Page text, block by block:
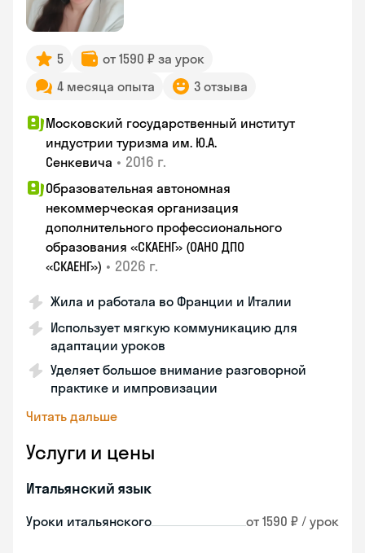
5
от 1590 ₽ за урок
4 месяца опыта
3 отзыва
Московский государственный институт
индустрии туризма им. Ю.А.
Сенкевича • 2016 г.
Образовательная автономная
некоммерческая организация
дополнительного профессионального
образования «СКАЕНГ» (ОАНО ДПО
«СКАЕНГ») • 2026 г.
Жила и работала во Франции и Италии
Использует мягкую коммуникацию для
адаптации уроков
Уделяет большое внимание разговорной
практике и импровизации
Читать дальше
Услуги и цены
Итальянский язык
Уроки итальянского от 1590 ₽ / урок